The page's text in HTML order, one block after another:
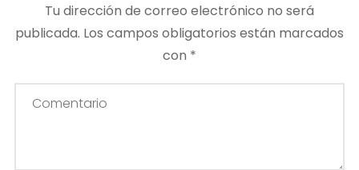
Tu dirección de correo electrónico no será
publicada. Los campos obligatorios están marcados
con *